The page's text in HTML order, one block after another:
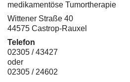
medikamentöse Tumortherapie
Wittener Straße 40
44575 Castrop-Rauxel
Telefon
02305 / 43427
oder
02305 / 24602